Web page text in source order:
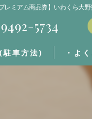
レミアム商品券】いわくら大
5734
駐車方法) ・よ
・ブログ
・お客